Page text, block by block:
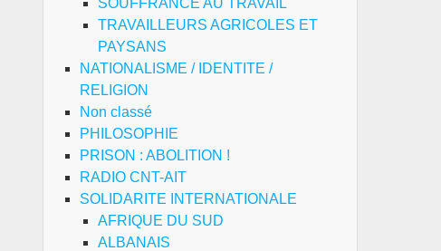
SOUFFRANCE AU TRAVAIL
TRAVAILLEURS AGRICOLES ET
PAYSANS
NATIONALISME / IDENTITE /
RELIGION
Non classé
PHILOSOPHIE
PRISON : ABOLITION !
RADIO CNT-AIT
SOLIDARITE INTERNATIONALE
AFRIQUE DU SUD
ALBANAIS